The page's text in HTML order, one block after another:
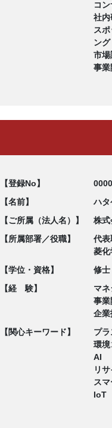
コ
社
ス
ング
市
事
【登録No】
【名前】
ハタ
【ご所属（法人名）】
株
【所属部署／役職】
代
菱
【学位・資格】
修士
【経 験】
マ
事
企
【関心キーワード】
プラ
環
AI
リ
ス
IoT